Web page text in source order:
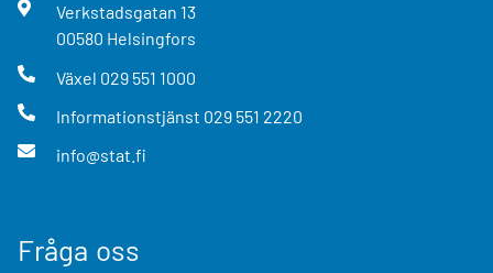
Verkstadsgatan 13
00580 Helsingfors
Växel 029 551 1000
Informationstjänst 029 551 2220
info@stat.fi
Fråga oss